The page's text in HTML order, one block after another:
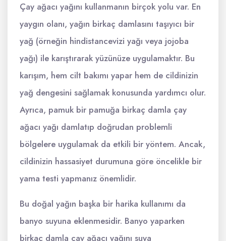
Çay ağacı yağını kullanmanın birçok yolu var. En
yaygın olanı, yağın birkaç damlasını taşıyıcı bir
yağ (örneğin hindistancevizi yağı veya jojoba
yağı) ile karıştırarak yüzünüze uygulamaktır. Bu
karışım, hem cilt bakımı yapar hem de cildinizin
yağ dengesini sağlamak konusunda yardımcı olur.
Ayrıca, pamuk bir pamuğa birkaç damla çay
ağacı yağı damlatıp doğrudan problemli
bölgelere uygulamak da etkili bir yöntem. Ancak,
cildinizin hassasiyet durumuna göre öncelikle bir
yama testi yapmanız önemlidir.
Bu doğal yağın başka bir harika kullanımı da
banyo suyuna eklenmesidir. Banyo yaparken
birkaç damla çay ağacı yağını suya